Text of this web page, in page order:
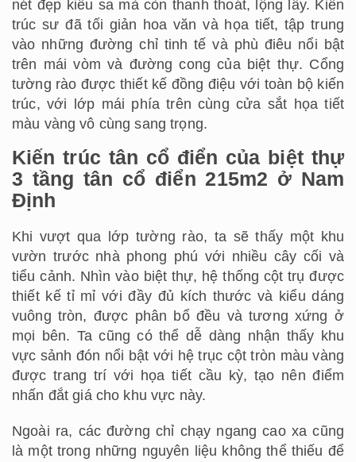
nét đẹp kiêu sa mà còn thanh thoát, lộng lẫy. Kiến
trúc sư đã tối giản hoa văn và họa tiết, tập trung
vào những đường chỉ tinh tế và phù điêu nổi bật
trên mái vòm và đường cong của biệt thự. Cổng
tường rào được thiết kế đồng điệu với toàn bộ kiến
trúc, với lớp mái phía trên cùng cửa sắt họa tiết
màu vàng vô cùng sang trọng.
Kiến trúc tân cổ điển của biệt thự
3 tầng tân cổ điển 215m2 ở Nam
Định
Khi vượt qua lớp tường rào, ta sẽ thấy một khu
vườn trước nhà phong phú với nhiều cây cối và
tiểu cảnh. Nhìn vào biệt thự, hệ thống cột trụ được
thiết kế tỉ mỉ với đầy đủ kích thước và kiểu dáng
vuông tròn, được phân bổ đều và tương xứng ở
mọi bên. Ta cũng có thể dễ dàng nhận thấy khu
vực sảnh đón nổi bật với hệ trục cột tròn màu vàng
được trang trí với họa tiết cầu kỳ, tạo nên điểm
nhấn đắt giá cho khu vực này.
Ngoài ra, các đường chỉ chạy ngang cao xa cũng
là một trong những nguyên liệu không thể thiếu để